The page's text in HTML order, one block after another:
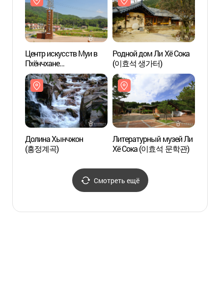
Центр искусств Муи в
Пхёнчхане
(평창무이예술관)
Родной дом Ли Хё Сока
(이효석 생가터)
Долина Хынчжон
(흥정계곡)
Литературный музей Ли
Хё Сока (이효석 문학관)
Смотреть ещё